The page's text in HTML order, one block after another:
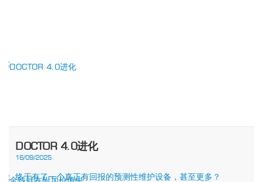
DOCTOR 4.0进化
16/09/2025
终于有了一个真正有回报的预测性维护设备，甚至更多？